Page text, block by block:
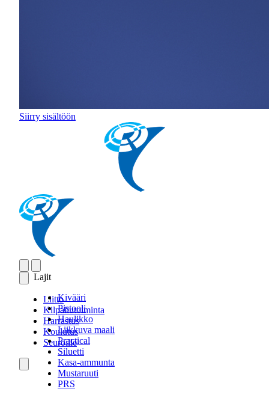
Siirry sisältöön
Lajit
Kivääri
Pistooli
Haulikko
Liikkuva maali
Practical
Siluetti
Kasa-ammunta
Mustaruuti
PRS
Liitto
Kilpailutoiminta
Harrastus
Koulutus
Seuroille